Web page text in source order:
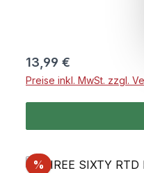
Regulärer Preis:
13,99 €
Preise inkl. MwSt. zzgl.
% Rabatt